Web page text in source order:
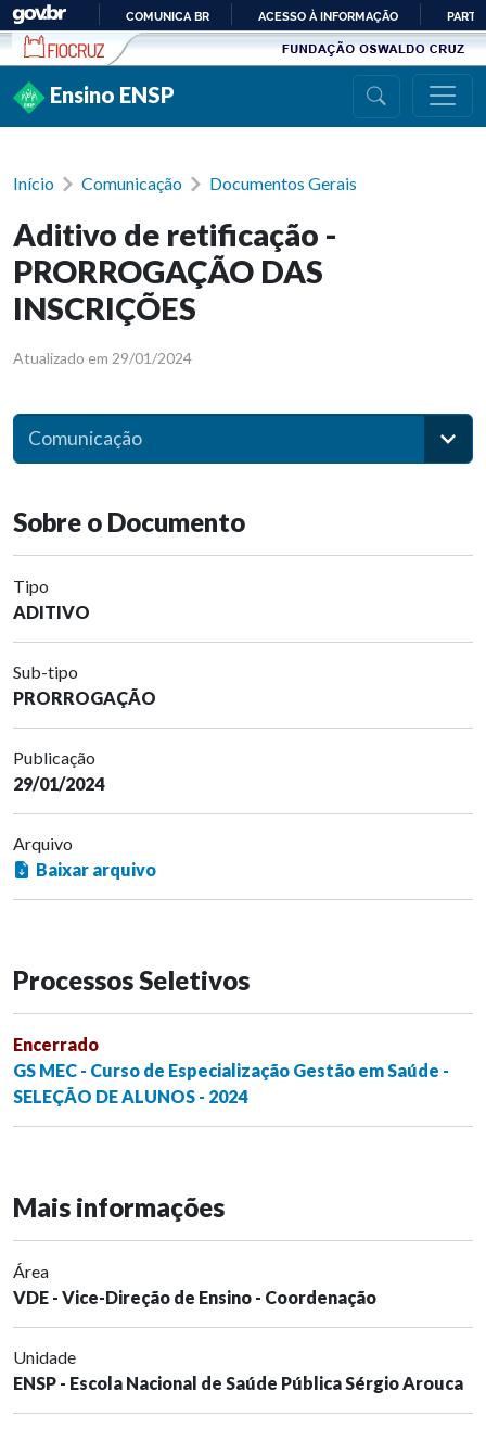
Ir para conteúdo
PARA
COMUNICA BR ACESSO À INFORMAÇÃO
Ensino ENSP
Início Comunicação Documentos Gerais
Aditivo de retificação -
PRORROGAÇÃO DAS
INSCRIÇÕES
Atualizado em 29/01/2024
Comunicação
Sobre o Documento
Tipo
ADITIVO
Sub-tipo
PRORROGAÇÃO
Publicação
29/01/2024
Arquivo
Baixar arquivo
Processos Seletivos
Encerrado
GS MEC - Curso de Especialização Gestão em Saúde -
SELEÇÃO DE ALUNOS - 2024
Mais informações
Área
VDE - Vice-Direção de Ensino - Coordenação
Unidade
ENSP - Escola Nacional de Saúde Pública Sérgio Arouca